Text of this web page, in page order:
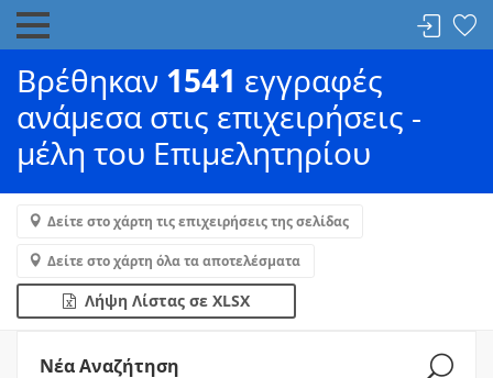
Βρέθηκαν 1541 εγγραφές
ανάμεσα στις επιχειρήσεις -
μέλη του Επιμελητηρίου
Δείτε στο χάρτη τις επιχειρήσεις της σελίδας
Δείτε στο χάρτη όλα τα αποτελέσματα
Λήψη Λίστας σε XLSX
Νέα Αναζήτηση